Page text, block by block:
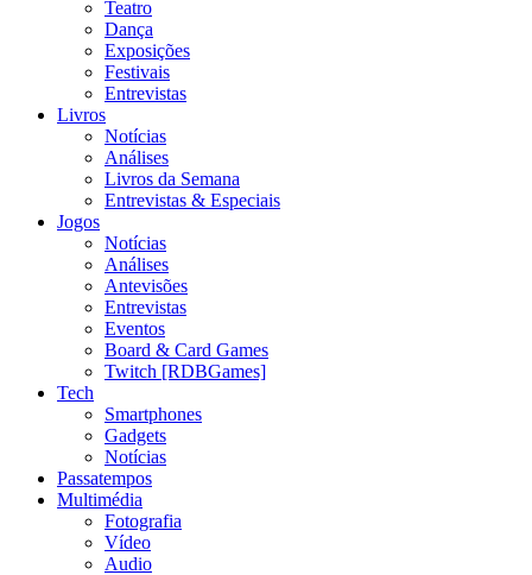
Teatro
Dança
Exposições
Festivais
Entrevistas
Livros
Notícias
Análises
Livros da Semana
Entrevistas & Especiais
Jogos
Notícias
Análises
Antevisões
Entrevistas
Eventos
Board & Card Games
Twitch [RDBGames]
Tech
Smartphones
Gadgets
Notícias
Passatempos
Multimédia
Fotografia
Vídeo
Audio